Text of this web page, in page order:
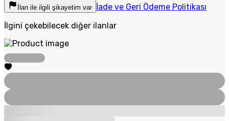
İlan ile ilgili şikayetim var İade ve Geri Ödeme Politikası
İlgini çekebilecek diğer ilanlar